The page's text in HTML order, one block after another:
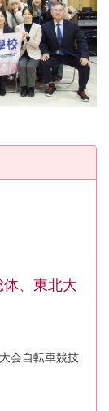
、東北大
会自転車競技